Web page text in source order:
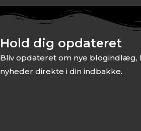
Hold dig opdateret
Bliv opdateret om nye blogindlæg,
nyheder direkte i din indbakke.